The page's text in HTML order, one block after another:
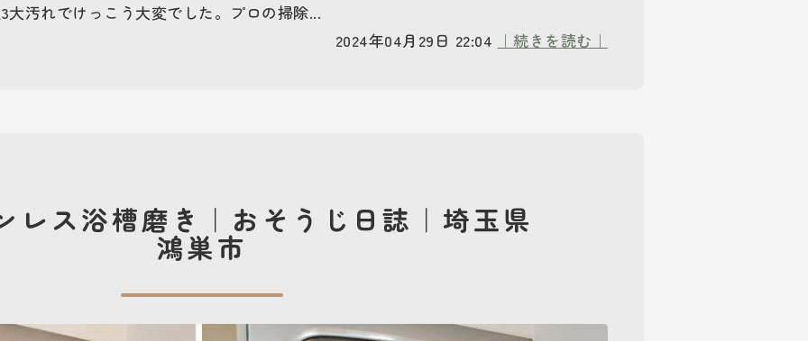
汚れでけっこう大変でした。プロの掃除...
2024年04月29日 22:04 ｜続きを読む｜
レス浴槽磨き｜おそうじ日誌｜埼玉県
鴻巣市